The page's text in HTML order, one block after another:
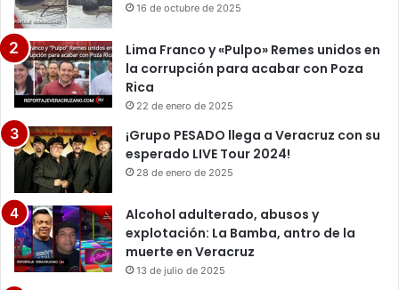
16 de octubre de 2025
Lima Franco y «Pulpo» Remes unidos en
la corrupción para acabar con Poza
Rica
22 de enero de 2025
¡Grupo PESADO llega a Veracruz con su
esperado LIVE Tour 2024!
28 de enero de 2025
Alcohol adulterado, abusos y
explotación: La Bamba, antro de la
muerte en Veracruz
13 de julio de 2025